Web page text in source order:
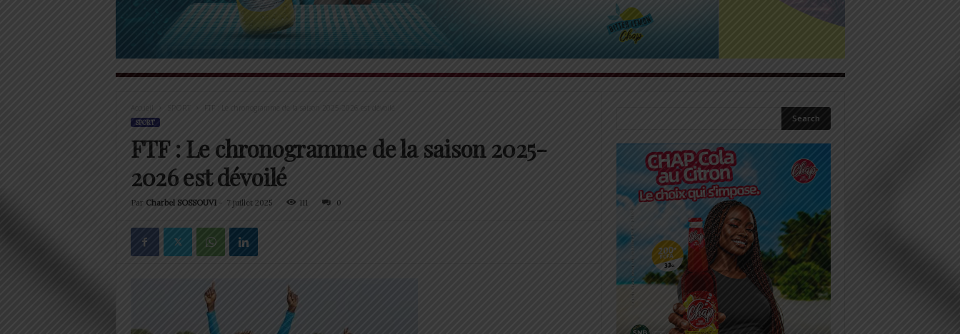
Accueil SPORT FTF : Le chronogramme de la saison 2025-2026 est dévoilé
SPORT
FTF : Le chronogramme de la saison 2025-
2026 est dévoilé
Par Charbel SOSSOUVI- 7 juillet 2025 111 0